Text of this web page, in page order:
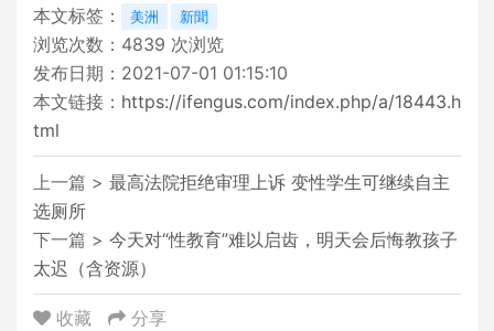
本文标签：
美洲 新聞
浏览次数： 4839 次浏览
发布日期：2021-07-01 01:15:10
本文链接： https://ifengus.com/index.php/a/18443.h
tml
上一篇 > 最高法院拒绝审理上诉 变性学生可继续自主
选厕所
下一篇 > 今天对“性教育”难以启齿，明天会后悔教孩子
太迟（含资源）
收藏 分享